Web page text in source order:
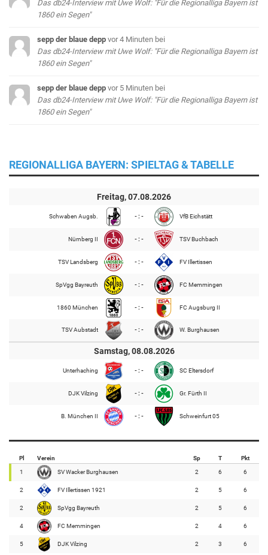
Das db24-Interview mit Uwe Wolf: "Für die Regionalliga Bayern ist
1860 ein Segen"
sepp der blaue depp vor 4 Minuten bei
Das db24-Interview mit Uwe Wolf: "Für die Regionalliga Bayern ist
1860 ein Segen"
sepp der blaue depp vor 5 Minuten bei
Das db24-Interview mit Uwe Wolf: "Für die Regionalliga Bayern ist
1860 ein Segen"
REGIONALLIGA BAYERN: SPIELTAG & TABELLE
Freitag, 07.08.2026
Schwaben Augsb. - : - VfB Eichstätt
Nürnberg II - : - TSV Buchbach
TSV Landsberg - : - FV Illertissen
SpVgg Bayreuth - : - FC Memmingen
1860 München - : - FC Augsburg II
TSV Aubstadt - : - W. Burghausen
Samstag, 08.08.2026
Unterhaching - : - SC Eltersdorf
DJK Vilzing - : - Gr. Fürth II
B. München II - : - Schweinfurt 05
Pl Verein Sp T Pkt
1 SV Wacker Burghausen 2 6 6
2 FV Illertissen 1921 2 5 6
2 SpVgg Bayreuth 2 5 6
4 FC Memmingen 2 4 6
5 DJK Vilzing 2 3 6